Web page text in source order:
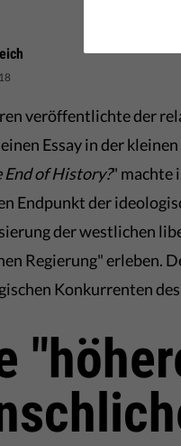
veröffentlichte der
Essay in der
End of History?" machte
Endpunkt der
der westlichen
Regierung" erleben.
Konkurrenten